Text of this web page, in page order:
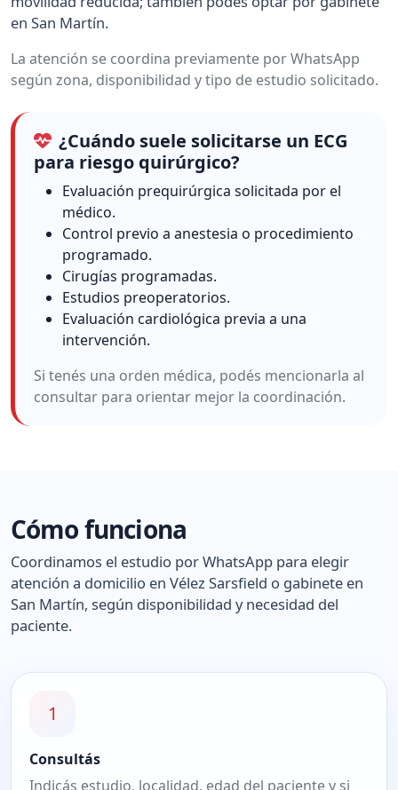
en San Martín.
La atención se coordina previamente por WhatsApp
según zona, disponibilidad y tipo de estudio solicitado.
¿Cuándo suele solicitarse un ECG
para riesgo quirúrgico?
Evaluación prequirúrgica solicitada por el
médico.
Control previo a anestesia o procedimiento
programado.
Cirugías programadas.
Estudios preoperatorios.
Evaluación cardiológica previa a una
intervención.
Si tenés una orden médica, podés mencionarla al
consultar para orientar mejor la coordinación.
Cómo funciona
Coordinamos el estudio por WhatsApp para elegir
atención a domicilio en Vélez Sarsfield o gabinete en
San Martín, según disponibilidad y necesidad del
paciente.
1
Consultás
Indicás estudio, localidad, edad del paciente y si